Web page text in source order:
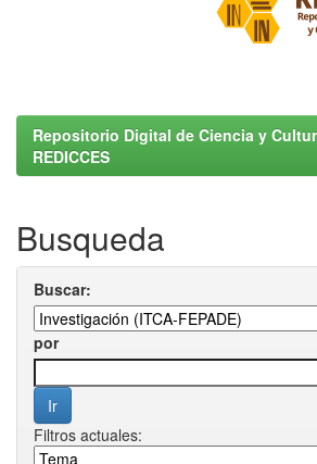
Repositorio Digital de Ciencia y
REDICCES
Busqueda
Buscar:
por
Filtros actuales: